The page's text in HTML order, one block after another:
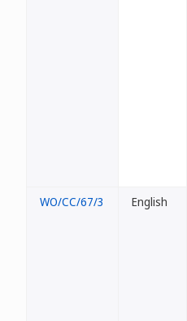
WO/CC/67/3 English